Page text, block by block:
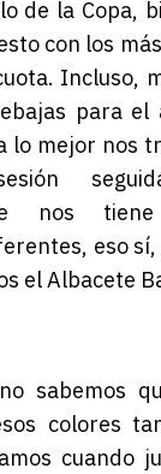
de la Copa,
con los
Incluso,
para el
lo mejor nos
nos
eso
el Albacete
sabemos
colores
cuando